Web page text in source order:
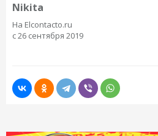
Nikita
На Elcontacto.ru
с 26 сентября 2019